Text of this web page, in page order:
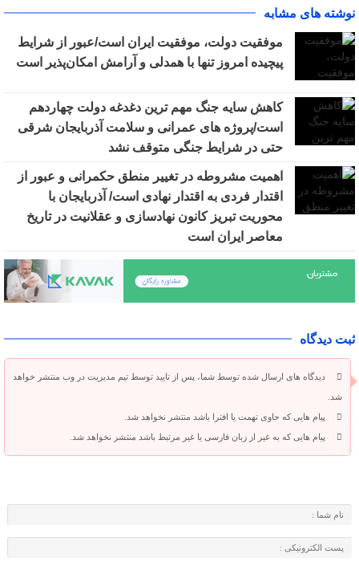
نوشته های مشابه
موفقیت دولت، موفقیت ایران است/عبور از شرایط
پیچیده امروز تنها با همدلی و آرامش امکان‌پذیر است
کاهش سایه جنگ مهم ‌ترین دغدغه دولت چهاردهم
است/پروژه ‌های عمرانی و سلامت آذربایجان شرقی
حتی در شرایط جنگی متوقف نشد
اهمیت مشروطه در تغییر منطق حکمرانی و عبور از
اقتدار فردی به اقتدار نهادی است/ آذربایجان با
محوریت تبریز کانون نهادسازی و عقلانیت در تاریخ
معاصر ایران است
ثبت دیدگاه
دیدگاه های ارسال شده توسط شما، پس از تایید توسط تیم مدیریت در وب منتشر خواهد
شد.
پیام هایی که حاوی تهمت یا افترا باشد منتشر نخواهد شد.
پیام هایی که به غیر از زبان فارسی یا غیر مرتبط باشد منتشر نخواهد شد.